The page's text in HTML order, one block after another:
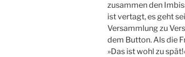
zusammen den
ist vertagt, es geht
Versammlung zu
dem Button. Als die
»Das ist wohl zu